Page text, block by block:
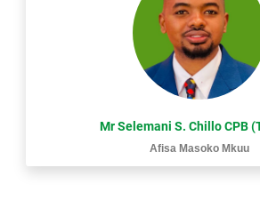
Mr Selemani S. Chillo CPB
Afisa Masoko Mkuu